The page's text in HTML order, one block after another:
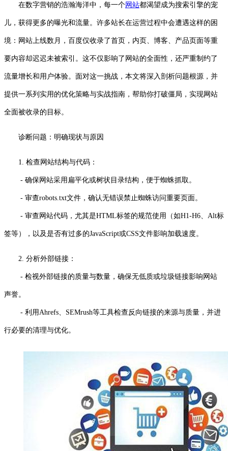
在数字营销的浩瀚海洋中，每一个网站都渴望成为搜索引擎的宠
儿，获得更多的曝光和流量。许多站长在运营过程中会遭遇这样的困
境：网站上线数月，百度仅收录了首页，内页、博客、产品页面等重
要内容却迟迟未被索引。这不仅影响了网站的全面性，还严重制约了
流量增长和用户体验。面对这一挑战，本文将深入剖析问题根源，并
提供一系列实用的优化策略与实战指南，帮助你打破僵局，实现网站
全面被收录的目标。
诊断问题：明确现状与原因
1. 检查网站结构与代码：
- 确保网站采用扁平化或树状目录结构，便于蜘蛛抓取。
- 审查robots.txt文件，确认无错误禁止蜘蛛访问重要页面。
- 审查网站代码，尤其是HTML标签的规范使用（如H1-H6、Alt标
签等），以及是否有过多的JavaScript或CSS文件影响加载速度。
2. 分析外部链接：
- 检视外部链接的质量与数量，确保无低质或垃圾链接影响网站
声誉。
- 利用Ahrefs、SEMrush等工具检查反向链接的来源与质量，并进
行必要的清理与优化。